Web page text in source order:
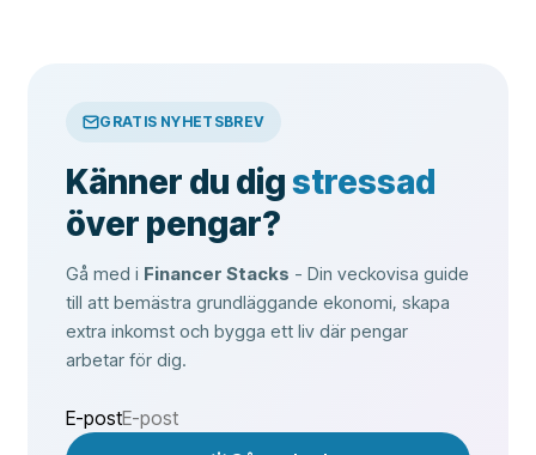
GRATIS NYHETSBREV
Känner du digstressad
över pengar?
Gå med i Financer Stacks - Din veckovisa guide
till att bemästra grundläggande ekonomi, skapa
extra inkomst och bygga ett liv där pengar
arbetar för dig.
E-post